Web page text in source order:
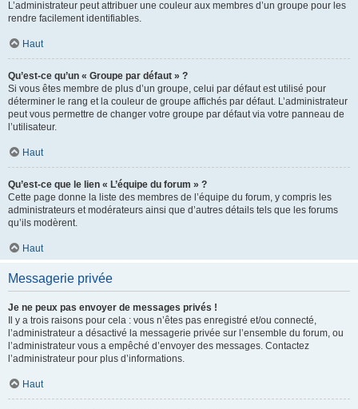
L’administrateur peut attribuer une couleur aux membres d’un groupe pour les
rendre facilement identifiables.
Haut
Qu’est-ce qu’un « Groupe par défaut » ?
Si vous êtes membre de plus d’un groupe, celui par défaut est utilisé pour
déterminer le rang et la couleur de groupe affichés par défaut. L’administrateur
peut vous permettre de changer votre groupe par défaut via votre panneau de
l’utilisateur.
Haut
Qu’est-ce que le lien « L’équipe du forum » ?
Cette page donne la liste des membres de l’équipe du forum, y compris les
administrateurs et modérateurs ainsi que d’autres détails tels que les forums
qu’ils modèrent.
Haut
Messagerie privée
Je ne peux pas envoyer de messages privés !
Il y a trois raisons pour cela : vous n’êtes pas enregistré et/ou connecté,
l’administrateur a désactivé la messagerie privée sur l’ensemble du forum, ou
l’administrateur vous a empêché d’envoyer des messages. Contactez
l’administrateur pour plus d’informations.
Haut